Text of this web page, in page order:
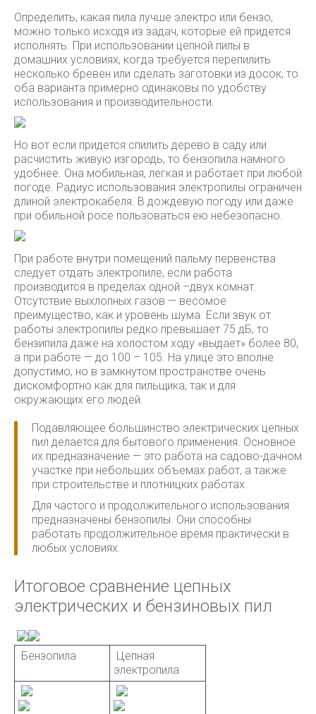
Определить, какая пила лучше электро или бензо,
можно только исходя из задач, которые ей придется
исполнять. При использовании цепной пилы в
домашних условиях, когда требуется перепилить
несколько бревен или сделать заготовки из досок, то
оба варианта примерно одинаковы по удобству
использования и производительности.
Но вот если придется спилить дерево в саду или
расчистить живую изгородь, то бензопила намного
удобнее. Она мобильная, легкая и работает при любой
погоде. Радиус использования электропилы ограничен
длиной электрокабеля. В дождевую погоду или даже
при обильной росе пользоваться ею небезопасно.
При работе внутри помещений пальму первенства
следует отдать электропиле, если работа
производится в пределах одной –двух комнат.
Отсутствие выхлопных газов — весомое
преимущество, как и уровень шума. Если звук от
работы электропилы редко превышает 75 дБ, то
бензипила даже на холостом ходу «выдает» более 80,
а при работе — до 100 – 105. На улице это вполне
допустимо, но в замкнутом пространстве очень
дискомфортно как для пильщика, так и для
окружающих его людей.
Подавляющее большинство электрических цепных
пил делается для бытового применения. Основное
их предназначение — это работа на садово-дачном
участке при небольших объемах работ, а также
при строительстве и плотницких работах.
Для частого и продолжительного использования
предназначены бензопилы. Они способны
работать продолжительное время практически в
любых условиях.
Итоговое сравнение цепных
электрических и бензиновых пил
Бензопила
Цепная
электропила